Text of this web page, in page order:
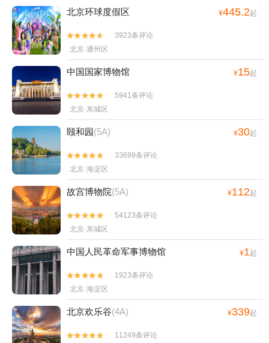
北京环球度假区 ¥445.2起


3923条评论
北京·通州区
中国国家博物馆 ¥15起


5941条评论
北京·东城区
颐和园(5A) ¥30起


33699条评论
北京·海淀区
故宫博物院(5A) ¥112起


54123条评论
北京·东城区
中国人民革命军事博物馆 ¥1起


1923条评论
北京·海淀区
北京欢乐谷(4A) ¥339起

 11249条评论